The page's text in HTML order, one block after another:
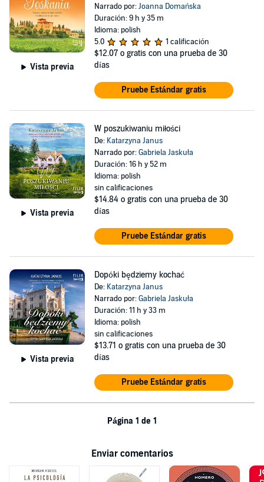
Vista previa
Narrado por:Joanna Domańska
Duración: 9 h y 35 m
Idioma: polish
5.0
1 calificación
$12.07 o gratis con una prueba de 30
días
Pruebe Estándar gratis
Vista previa
W poszukiwaniu miłości
De: Katarzyna Janus
Narrado por:Gabriela Jaskuła
Duración: 16 h y 52 m
Idioma: polish
sin calificaciones
$14.84 o gratis con una prueba de 30
días
Pruebe Estándar gratis
Vista previa
Dopóki będziemy kochać
De: Katarzyna Janus
Narrado por:Gabriela Jaskuła
Duración: 11 h y 33 m
Idioma: polish
sin calificaciones
$13.71 o gratis con una prueba de 30
días
Pruebe Estándar gratis
Página 1 de 1
Enviar comentarios